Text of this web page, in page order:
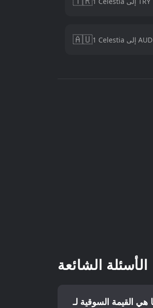
🇦🇺 1 Celestia إلى AUD
الأسئلة الشائعة